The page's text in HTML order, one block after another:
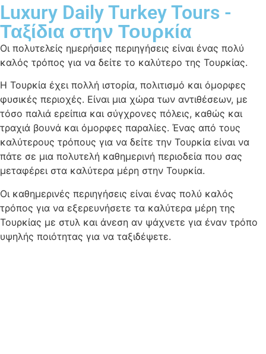
Luxury Daily Turkey Tours -
Ταξίδια στην Τουρκία
Οι πολυτελείς ημερήσιες περιηγήσεις είναι ένας πολύ
καλός τρόπος για να δείτε το καλύτερο της Τουρκίας.
Η Τουρκία έχει πολλή ιστορία, πολιτισμό και όμορφες
φυσικές περιοχές. Είναι μια χώρα των αντιθέσεων, με
τόσο παλιά ερείπια και σύγχρονες πόλεις, καθώς και
τραχιά βουνά και όμορφες παραλίες. Ένας από τους
καλύτερους τρόπους για να δείτε την Τουρκία είναι να
πάτε σε μια πολυτελή καθημερινή περιοδεία που σας
μεταφέρει στα καλύτερα μέρη στην Τουρκία.
Οι καθημερινές περιηγήσεις είναι ένας πολύ καλός
τρόπος για να εξερευνήσετε τα καλύτερα μέρη της
Τουρκίας με στυλ και άνεση αν ψάχνετε για έναν τρόπο
υψηλής ποιότητας για να ταξιδέψετε.